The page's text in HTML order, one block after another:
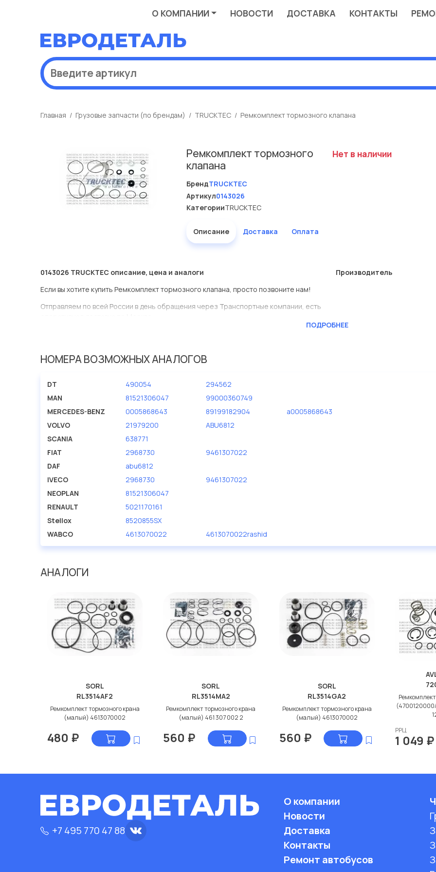
О КОМПАНИИ НОВОСТИ ДОСТАВКА КОНТАКТЫ
Главная Грузовые запчасти (по брендам) TRUCKTEC Ремкомплект тормозного клапана
Ремкомплект тормозного
клапана
БрендTRUCKTEC
Артикул0143026
КатегорииTRUCKTEC
Нет в наличии
Описание Доставка Оплата
0143026 TRUCKTEC описание, цена и аналоги
Если вы хотите купить Ремкомплект тормозного клапана, просто позвоните нам!
Отправляем по всей России в день обращения через Транспортные компании, есть
Мы продаем сертифицированные колодки тормозные дисковые с гарантией от
Производитель
ПОДРОБНЕЕ
НОМЕРА ВОЗМОЖНЫХ АНАЛОГОВ
DT 490054
294562
MAN
81521306047
99000360749
MERCEDES-BENZ
0005868643 89199182904
a0005868643
VOLVO
21979200
ABU6812
SCANIA
638771
FIAT
2968730
9461307022
DAF
abu6812
IVECO
2968730
9461307022
NEOPLAN
81521306047
RENAULT
5021170161
Stellox
8520855SX
WABCO
4613070022 4613070022rashid
АНАЛОГИ
SORL
RL3514AF2
Ремкомплект тормозного крана
(малый) 4613070002
480 ₽
SORL
RL3514MA2
Ремкомплект тормозного крана
(малый) 461 307 002 2
560 ₽
SORL
RL3514GA2
Ремкомплект тормозного крана
(малый) 4613070002
560 ₽
РРЦ
1 049 ₽
+7 495 770 47 88
О компании
Новости
Доставка
Контакты
Ремонт автобусов